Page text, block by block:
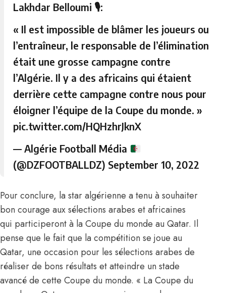
Lakhdar Belloumi 🎙:
« Il est impossible de blâmer les joueurs ou
l’entraîneur, le responsable de l’élimination
était une grosse campagne contre
l’Algérie. Il y a des africains qui étaient
derrière cette campagne contre nous pour
éloigner l’équipe de la Coupe du monde. »
pic.twitter.com/HQHzhrJknX
— Algérie Football Média
(@DZFOOTBALLDZ) September 10, 2022
Pour conclure, la star algérienne a tenu à souhaiter
bon courage aux sélections arabes et africaines
qui participeront à la Coupe du monde au Qatar. Il
pense que le fait que la compétition se joue au
Qatar, une occasion pour les sélections arabes de
réaliser de bons résultats et atteindre un stade
avancé de cette Coupe du monde. « La Coupe du